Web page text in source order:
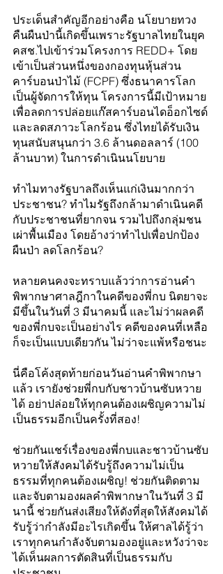
ประเด็นสำคัญอีกอย่างคือ นโยบายทวง
คืนผืนป่านี้เกิดขึ้นเพราะรัฐบาลไทยในยุค
คสช.ไปเข้าร่วมโครงการ REDD+ โดย
เข้าเป็นส่วนหนึ่งของกองทุนหุ้นส่วน
คาร์บอนป่าไม้ (FCPF) ซึ่งธนาคารโลก
เป็นผู้จัดการให้ทุน โครงการนี้มีเป้าหมาย
เพื่อลดการปล่อยแก๊สคาร์บอนไดอ็อกไซด์
และลดสภาวะโลกร้อน ซึ่งไทยได้รับเงิน
ทุนสนับสนุนกว่า 3.6 ล้านดอลลาร์ (100
ล้านบาท) ในการดำเนินนโยบาย
ทำไมทางรัฐบาลถึงเห็นแก่เงินมากกว่า
ประชาชน? ทำไมรัฐถึงกล้ามาดำเนินคดี
กับประชาชนที่ยากจน รวมไปถึงกลุ่มชน
เผ่าพื้นเมือง โดยอ้างว่าทำไปเพื่อปกป้อง
ผืนป่า ลดโลกร้อน?
หลายคนคงจะทราบแล้วว่าการอ่านคำ
พิพากษาศาลฎีกาในคดีของพี่กบ นิตยาจะ
มีขึ้นในวันที่ 3 มีนาคมนี้ และไม่ว่าผลคดี
ของพี่กบจะเป็นอย่างไร คดีของคนที่เหลือ
ก็จะเป็นแบบเดียวกัน ไม่ว่าจะแพ้หรือชนะ
นี่คือโค้งสุดท้ายก่อนวันอ่านคำพิพากษา
แล้ว เรายังช่วยพี่กบกับชาวบ้านซับหวาย
ได้ อย่าปล่อยให้ทุกคนต้องเผชิญความไม่
เป็นธรรมอีกเป็นครั้งที่สอง!
ช่วยกันแชร์เรื่องของพี่กบและชาวบ้านซับ
หวายให้สังคมได้รับรู้ถึงความไม่เป็น
ธรรมที่ทุกคนต้องเผชิญ! ช่วยกันติดตาม
และจับตามองผลคำพิพากษาในวันที่ 3 มี
นานี้ ช่วยกันส่งเสียงให้ดังที่สุดให้สังคมได้
รับรู้ว่ากำลังมีอะไรเกิดขึ้น ให้ศาลได้รู้ว่า
เราทุกคนกำลังจับตามองอยู่และหวังว่าจะ
ได้เห็นผลการตัดสินที่เป็นธรรมกับ